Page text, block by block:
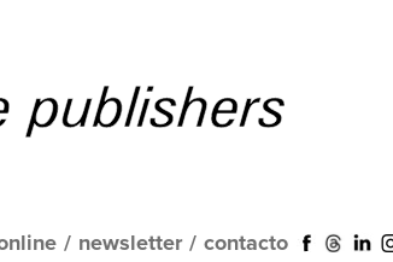
/ newsletter / contacto